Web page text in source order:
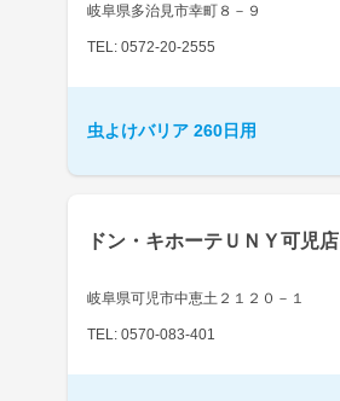
岐阜県多治見市幸町８－９
TEL: 0572-20-2555
虫よけバリア 260日用
ドン・キホーテＵＮＹ可児店
岐阜県可児市中恵土２１２０－１
TEL: 0570-083-401